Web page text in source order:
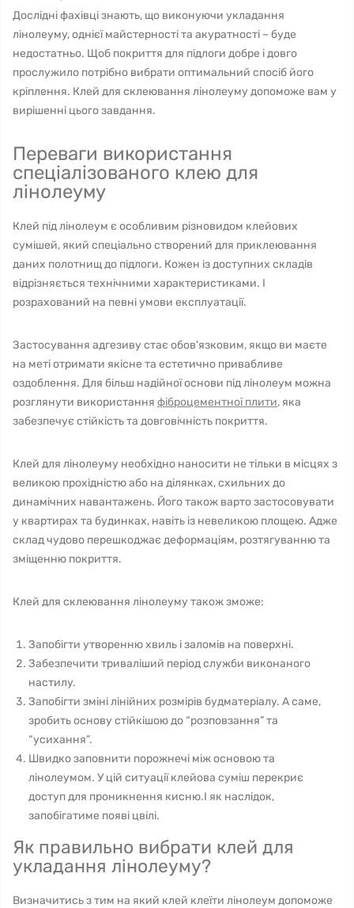
Дослідні фахівці знають, що виконуючи укладання
лінолеуму, однієї майстерності та акуратності – буде
недостатньо. Щоб покриття для підлоги добре і довго
прослужило потрібно вибрати оптимальний спосіб його
кріплення. Клей для склеювання лінолеуму допоможе вам у
вирішенні цього завдання.
Переваги використання
спеціалізованого клею для
лінолеуму
Клей під лінолеум є особливим різновидом клейових
сумішей, який спеціально створений для приклеювання
даних полотнищ до підлоги. Кожен із доступних складів
відрізняється технічними характеристиками. І
розрахований на певні умови експлуатації.
Застосування адгезиву стає обов'язковим, якщо ви маєте
на меті отримати якісне та естетично привабливе
оздоблення. Для більш надійної основи під лінолеум можна
розглянути використання фіброцементної плити, яка
забезпечує стійкість та довговічність покриття.
Клей для лінолеуму необхідно наносити не тільки в місцях з
великою прохідністю або на ділянках, схильних до
динамічних навантажень. Його також варто застосовувати
у квартирах та будинках, навіть із невеликою площею. Адже
склад чудово перешкоджає деформаціям, розтягуванню та
зміщенню покриття.
Клей для склеювання лінолеуму також зможе:
Запобігти утворенню хвиль і заломів на поверхні.
Забезпечити триваліший період служби виконаного
настилу.
Запобігти зміні лінійних розмірів будматеріалу. А саме,
зробить основу стійкішою до “розповзання” та
“усихання”.
Швидко заповнити порожнечі між основою та
лінолеумом. У цій ситуації клейова суміш перекриє
доступ для проникнення кисню.І як наслідок,
запобігатиме появі цвілі.
Як правильно вибрати клей для
укладання лінолеуму?
Визначитись з тим на який клей клеїти лінолеум допоможе